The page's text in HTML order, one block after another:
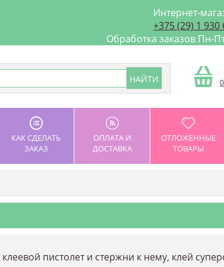
Интернет-
+375 (29) 1 930
Обработка заказов Пн-
КАК СДЕЛАТЬ
ЗАКАЗ
ОПЛАТА И
ДОСТАВКА
ОТЛОЖЕННЫЕ
ТОВАРЫ
пистолет и стержни к нему, клей